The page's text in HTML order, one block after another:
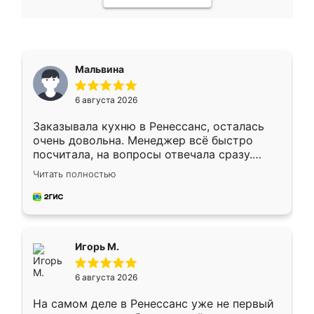
Мальвина
6 августа 2026
Заказывала кухню в Ренессанс, осталась
очень довольна. Менеджер всё быстро
посчитала, на вопросы отвечала сразу.
Замерщик приехал в субботу, подошёл к
делу со всей ответственностью. Собрали
за день, ребята работали аккуратно, даже
Читать полностью
Игорь М.
6 августа 2026
На самом деле в Ренессанс уже не первый